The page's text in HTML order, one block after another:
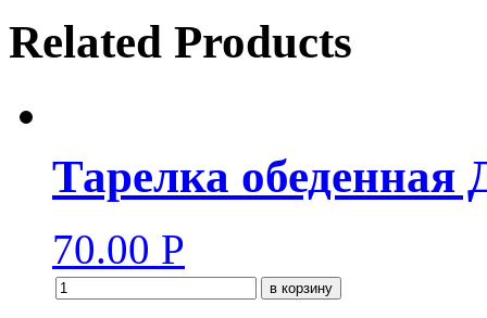
Related Products
Тарелка
70.00 Р
в корзину